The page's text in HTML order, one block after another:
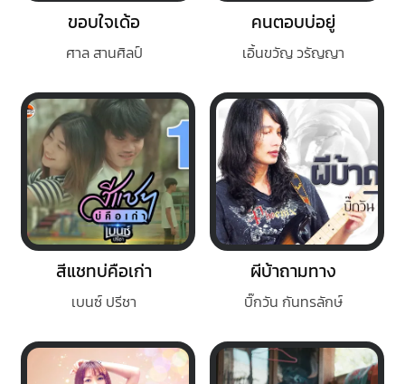
ขอบใจเด้อ
ศาล สานศิลป์
คนตอบบ่อยู่
เอิ้นขวัญ วรัญญา
สีแชทบ่คือเก่า
เบนซ์ ปรีชา
ผีบ้าถามทาง
บิ๊กวัน กันทรลักษ์